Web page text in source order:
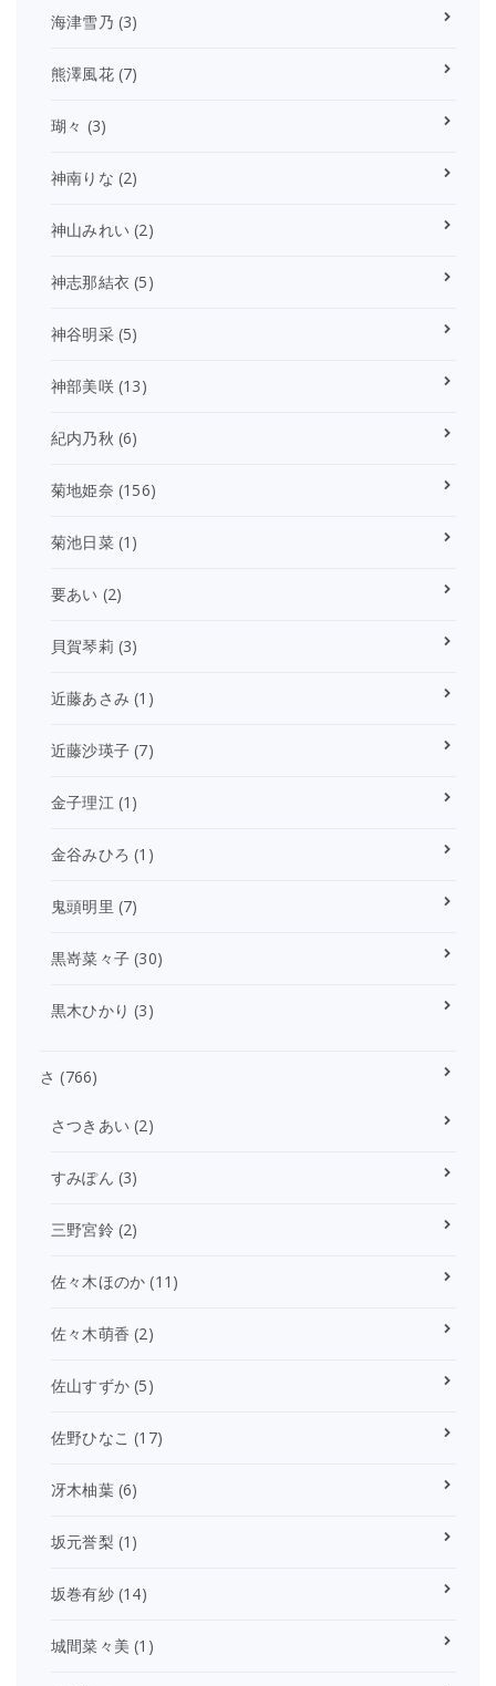
海津雪乃 (3)
熊澤風花(7)
瑚々 (3)
神南りな (2)
神山みれい (2)
神志那結衣 (5)
神谷明采(5)
神部美咲(13)
紀内乃秋 (6)
菊地姫奈 (156)
菊池日菜(1)
要あい (2)
貝賀琴莉 (3)
近藤あさみ (1)
近藤沙瑛子 (7)
金子理江(1)
金谷みひろ (1)
鬼頭明里 (7)
黒嵜菜々子 (30)
黒木ひかり (3)
さ (766)
さつきあい (2)
すみぽん (3)
三野宮鈴(2)
佐々木ほのか (11)
佐々木萌香 (2)
佐山すずか (5)
佐野ひなこ (17)
冴木柚葉(6)
坂元誉梨 (1)
坂巻有紗(14)
城間菜々美 (1)